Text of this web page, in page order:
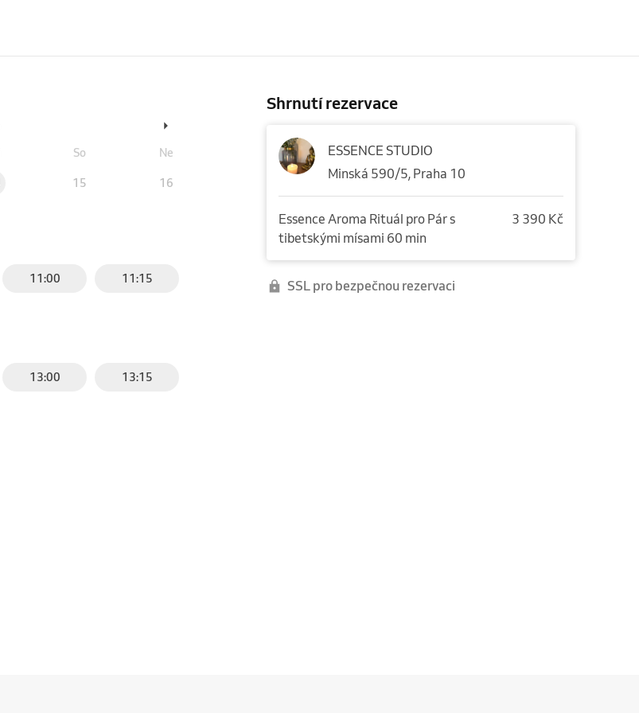
So Ne
15 16
11:00 11:15
13:00 13:15
Shrnutí rezervace
ESSENCE STUDIO
Minská 590/5, Praha 10
Essence Aroma Rituál pro Pár s
tibetskými mísami 60 min
3 390 Kč
SSL pro bezpečnou rezervaci